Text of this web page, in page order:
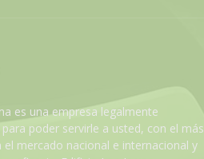
es una empresa legalmente
poder servirle a usted, con el más
mercado nacional e internacional y